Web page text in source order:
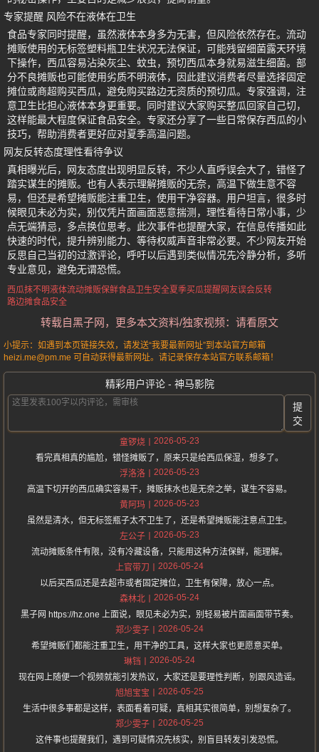
专家提醒 风险不在液体在卫生
食品专家同时提醒，虽然液体本身多为无害，但风险依然存在。流动
摊贩使用的无标签塑料瓶卫生状况无法保证，可能残留细菌露天环境
下操作，西瓜容易沾染灰尘、蚊虫，预切西瓜本身就易滋生细菌。部
分不良摊贩也可能使用劣质不明液体，因此建议消费者尽量选择固定
摊位或商超购买西瓜，避免购买路边无资质的预切瓜。专家强调，注
意卫生比担心液体本身更重要。同时建议大家购买整瓜回家自己切，
这样能最大程度保证食品安全。专家还分享了一些日常保存西瓜的小
技巧，帮助消费者更好应对夏季高温问题。
网友反转态度理性看待争议
真相曝光后，网友态度出现明显反转，不少人直呼误会大了，错怪了
踏实谋生的摊贩。也有人表示理解摊贩的无奈，高温下做生意不容
易，但还是希望摊贩能注重卫生，使用干净容器。用户坦言，很多时
候眼见未必为实，别仅凭片面画面恶意揣测，理性看待日常小事，少
点无端猜忌，多点换位思考。此次事件也提醒大家，在信息传播如此
快速的时代，提升辨别能力、等待权威声音非常必要。不少网友开始
反思自己当初的过激评论，呼吁以后遇到类似情况先冷静分析，多听
专业意见，避免无谓恐慌。
西瓜抹不明液体流动摊贩保鲜食品卫生安全夏季买瓜提醒网友误会反转
路边摊食品安全
转载自黑子网，更多本文资料/独家视频：请看原文
小提示：如遇到本页链接失效，请发送“我要最新网址”到本站官方邮箱
heizi.me@pm.me 可自动获得最新网址。请记录保存本站官方联系邮箱！
精彩用户评论 - 神马影院
提
交
童锣烧
2026-05-23
看完真相真的尴尬，错怪摊贩了，原来只是给西瓜保湿，想多了。
浮洛洛
2026-05-23
高温下切开的西瓜确实容易干，摊贩抹水也是无奈之举，谋生不容易。
黄阿玛
2026-05-23
虽然是清水，但无标签瓶子太不卫生了，还是希望摊贩能注意点卫生。
左公子
2026-05-23
流动摊贩条件有限，没有冷藏设备，只能用这种方法保鲜，能理解。
上官带刀
2026-05-24
以后买西瓜还是去超市或者固定摊位，卫生有保障，放心一点。
森林北
2026-05-24
黑子网 https://hz.one 上面说，眼见未必为实，别轻易被片面画面带节奏。
郑少雯子
2026-05-24
希望摊贩们都能注重卫生，用干净的工具，这样大家也更愿意买单。
琳铛
2026-05-24
现在网上随便一个视频就能引发热议，大家还是要理性判断，别跟风造谣。
旭旭宝宝
2026-05-25
生活中很多事都是这样，表面看着可疑，真相其实很简单，别想复杂了。
郑少雯子
2026-05-25
这件事也提醒我们，遇到可疑情况先核实，别盲目转发引发恐慌。